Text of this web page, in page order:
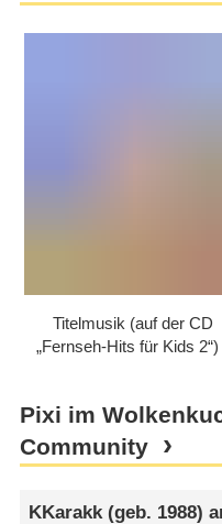
Titelmusik (auf der CD
„Fernseh-Hits für Kids 2“)
Pixi im
Community
KKarakk(geb. 1988)